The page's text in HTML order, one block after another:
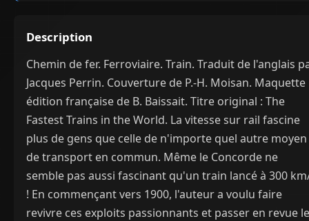
Description
Chemin de fer. Ferroviaire. Train. Traduit de l'anglais
Jacques Perrin. Couverture de P.-H. Moisan. Maquette
édition française de B. Baissait. Titre original : The
Fastest Trains in the World. La vitesse sur rail fascine
plus de gens que celle de n'importe quel autre moyen
de transport en commun. Même le Concorde ne
semble pas aussi fascinant qu'un train lancé à 300
! En commençant vers 1900, l'auteur a voulu faire
revivre ces exploits passionnants et passer en revue